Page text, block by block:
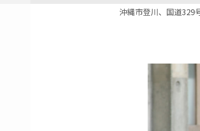
沖縄市登川、国道329